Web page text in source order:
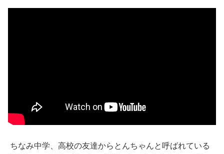
ちなみ中学、高校の友達からとんちゃんと呼ばれている